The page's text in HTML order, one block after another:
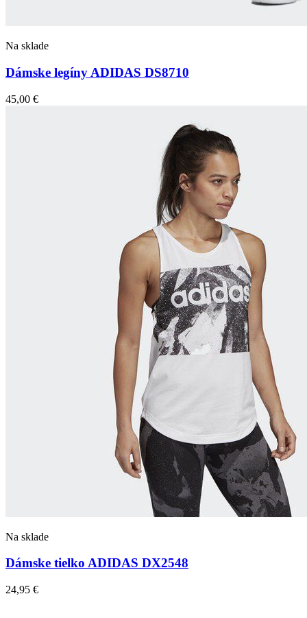
Na sklade
Dámske legíny ADIDAS DS8710
45,00 €
Na sklade
Dámske tielko ADIDAS DX2548
24,95 €